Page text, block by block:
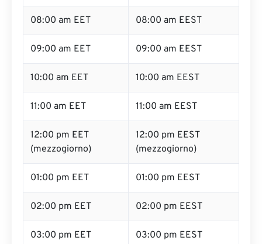
08:00 am EET 08:00 am EEST
09:00 am EET 09:00 am EEST
10:00 am EET 10:00 am EEST
11:00 am EET 11:00 am EEST
12:00 pm EET
(mezzogiorno)
12:00 pm EEST
(mezzogiorno)
01:00 pm EET 01:00 pm EEST
02:00 pm EET 02:00 pm EEST
03:00 pm EET 03:00 pm EEST